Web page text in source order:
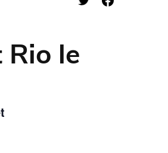
le